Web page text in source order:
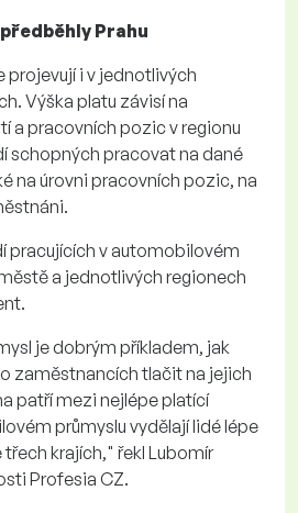
Prahu
projevují i v jednotlivých
Výška platu závisí na
a pracovních pozic v regionu
schopných pracovat na dané
na úrovni pracovních pozic, na
pracujících v automobilovém
a jednotlivých regionech
je dobrým příkladem, jak
zaměstnancích tlačit na jejich
patří mezi nejlépe platící
průmyslu vydělají lidé lépe
třech krajích," řekl Lubomír
Profesia CZ.